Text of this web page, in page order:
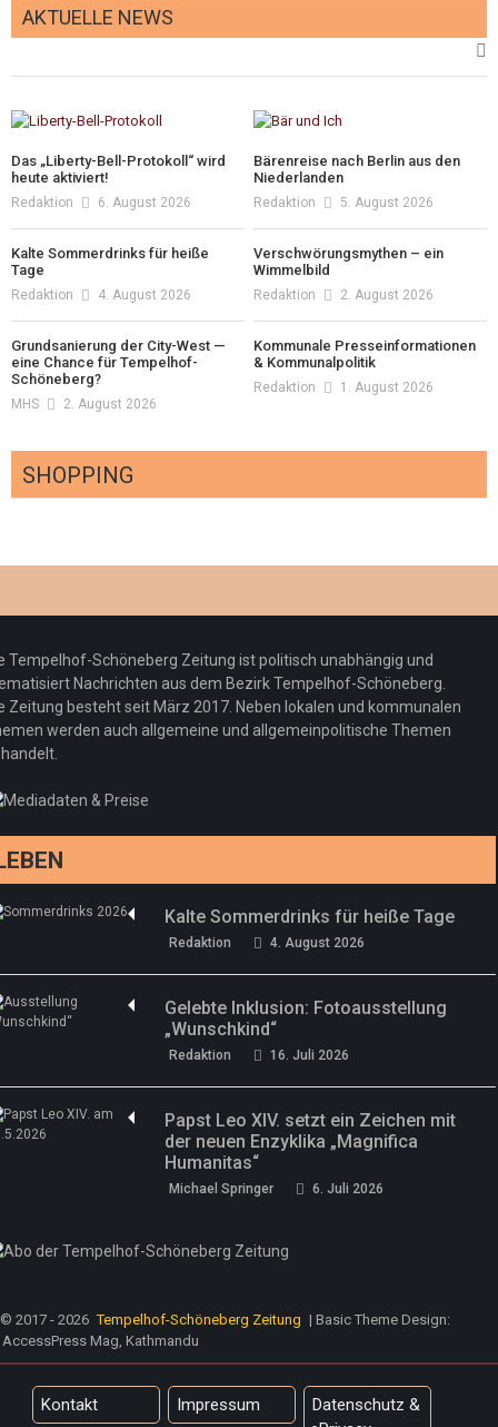
AKTUELLE NEWS
Das „Liberty-Bell-Protokoll“ wird
heute aktiviert!
Redaktion 6. August 2026
Bärenreise nach Berlin aus den
Niederlanden
Redaktion 5. August 2026
Kalte Sommerdrinks für heiße
Tage
Redaktion 4. August 2026
Verschwörungsmythen – ein
Wimmelbild
Redaktion 2. August 2026
Grundsanierung der City-West —
eine Chance für Tempelhof-
Schöneberg?
MHS 2. August 2026
Kommunale Presseinformationen
& Kommunalpolitik
Redaktion 1. August 2026
SHOPPING
Redaktion 23. Juli 2026
Pepe Jeans London mit Summer Sale und
neuer Kollektion
Redaktion 19. Juli 2026
Woher kommt der Honig? – Neue EU-
Regeln gelten 14. Juni
drei neue Specials zur Fußball-WM
Tempelhof-Schöneberg Zeitung ist politisch unabhängig und
Nachrichten aus dem Bezirk Tempelhof-Schöneberg.
Zeitung besteht seit März 2017. Neben lokalen und kommunalen
werden auch allgemeine und allgemeinpolitische Themen
Kalte Sommerdrinks für heiße Tage
Redaktion 4. August 2026
Gelebte Inklusion: Fotoausstellung
„Wunschkind“
Redaktion 16. Juli 2026
Papst Leo XIV. setzt ein Zeichen mit
der neuen Enzyklika „Magnifica
Humanitas“
Michael Springer 6. Juli 2026
© 2017 - 2026 Tempelhof-Schöneberg Zeitung | Basic Theme Design:
AccessPress Mag, Kathmandu
Kontakt Impressum
Datenschutz &